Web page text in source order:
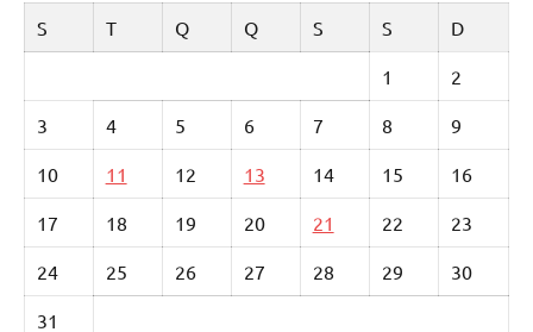
S
T Q Q S S D
1 2
3 4 5 6 7 8 9
10 11 12 13 14 15 16
17 18 19 20 21 22 23
24 25 26 27 28 29 30
31